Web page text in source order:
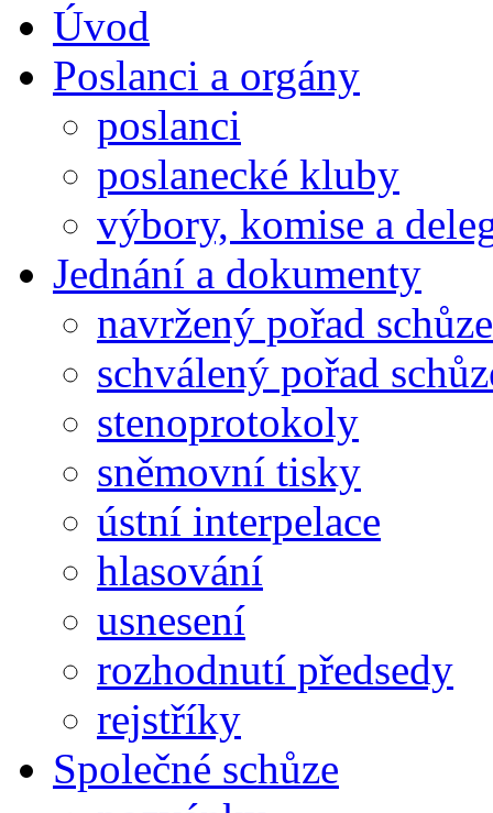
Úvod
Poslanci a orgány
poslanci
poslanecké kluby
výbory, komise a
Jednání a dokumenty
navržený pořad schůze
schválený pořad
stenoprotokoly
sněmovní tisky
ústní interpelace
hlasování
usnesení
rozhodnutí předsedy
rejstříky
Společné schůze